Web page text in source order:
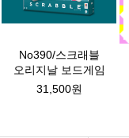
No390/스크래블
오리지날 보드게임
31,500원